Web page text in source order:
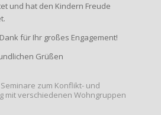
und hat den Kindern Freude
für Ihr großes Engagement!
Grüßen
zum Konflikt- und
mit verschiedenen Wohngruppen